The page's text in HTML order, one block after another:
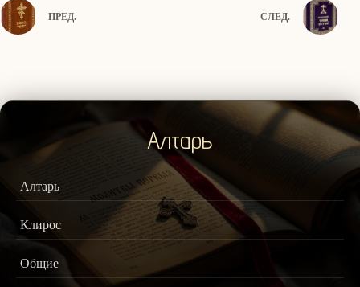
ПРЕД. СЛЕД.
Алтарь
Алтарь
Клирос
Общие